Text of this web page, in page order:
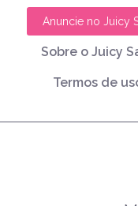
Anuncie no Juicy
Sobre o Juicy
Termos de